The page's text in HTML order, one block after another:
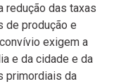
redução das taxas
de produção e
exigem a
e da cidade e da
primordiais da